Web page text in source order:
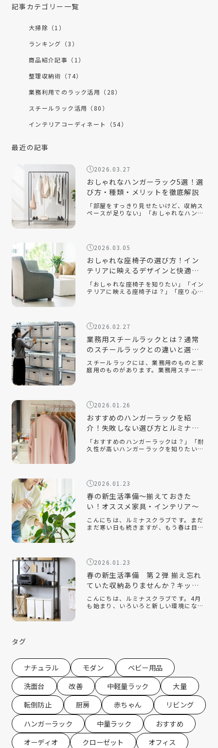
記事カテゴリー一覧
大掃除（1）
ランキング（3）
商品紹介記事（1）
整理収納術（74）
業務利用でのラック活用（28）
スチールラック活用（80）
インテリアコーディネート（54）
最近の記事
2026.03.27
おしゃれなハンガーラック5選！選
び方・種類・メリットを徹底解説
「部屋をすっきり見せたいけど、収納ス
ペースが足りない」「おしゃれなハンガ
間を […]
2026.03.05
おしゃれな座椅子の選び方！イン
テリアに映えるデザインと快適性
を両立するコツ
「おしゃれな座椅子を知りたい」「イン
テリアに映える座椅子は？」「座り心地
せる […]
2026.02.27
業務用スチールラックとは？通常
のスチールラックとの違いと選ぶ
ポイントを解説！
スチールラックには、業務用のものと家
庭用のものがあります。業務用スチール
選べ […]
2026.01.26
おすすめのハンガーラックを紹
介！失敗しない選び方とルミナス
クラブ人気モデルを解説
「おすすめのハンガーラックは？」「耐
久性が高いハンガーラックを知りたい」
ーゼッ […]
2026.01.23
春の新生活準備～揃えておきた
い！オススメ家具・インテリア～
こんにちは、ルミナスクラブです。まだ
まだ寒い日も続きますが、もう春は目の
の家 […]
2026.01.23
春の新生活準備 第２弾 揃え忘れ
ていた収納ありませんか？キッチ
ン収納編
こんにちは、ルミナスクラブです。4月
も始まり、いろいろと新しい環境にな
タグ
ナチュラル モダン
ベビー用品
洗面台
改善 中軽量ラック
大量
転倒防止
厨房 赤ちゃん
リビング
ハンガーラック
中量ラック
おすすめ
オーディオ
クローゼット
オフィス